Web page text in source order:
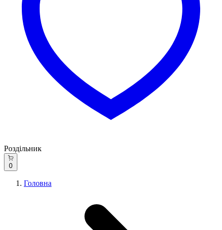
Роздільник
0
Головна